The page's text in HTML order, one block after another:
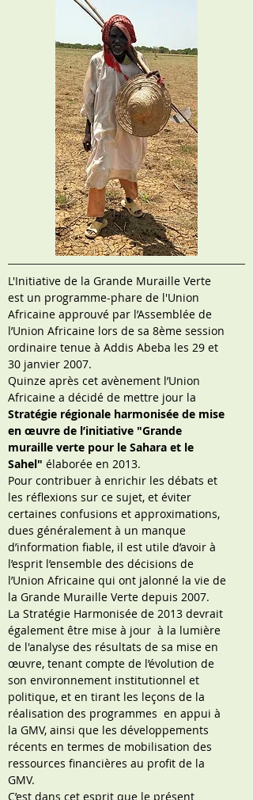
L'Initiative de la Grande Muraille Verte
est un programme-phare de l'Union
Africaine approuvé par l’Assemblée de
l’Union Africaine lors de sa 8ème session
ordinaire tenue à Addis Abeba les 29 et
30 janvier 2007.
Quinze après cet avènement l’Union
Africaine a décidé de mettre jour la
Stratégie régionale harmonisée de mise
en œuvre de l’initiative "Grande
muraille verte pour le Sahara et le
Sahel" élaborée en 2013.
Pour contribuer à enrichir les débats et
les réflexions sur ce sujet, et éviter
certaines confusions et approximations,
dues généralement à un manque
d’information fiable, il est utile d’avoir à
l’esprit l’ensemble des décisions de
l’Union Africaine qui ont jalonné la vie de
la Grande Muraille Verte depuis 2007.
La Stratégie Harmonisée de 2013 devrait
également être mise à jour à la lumière
de l'analyse des résultats de sa mise en
œuvre, tenant compte de l’évolution de
son environnement institutionnel et
politique, et en tirant les leçons de la
réalisation des programmes en appui à
la GMV, ainsi que les développements
récents en termes de mobilisation des
ressources financières au profit de la
GMV.
C’est dans cet esprit que le présent